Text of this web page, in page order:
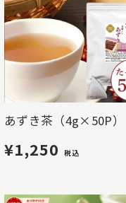
あずき茶（4g×50P）
¥1,250 税込